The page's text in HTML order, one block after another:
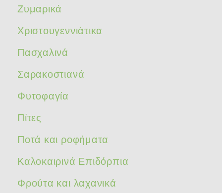
Ζυμαρικά
Χριστουγεννιάτικα
Πασχαλινά
Σαρακοστιανά
Φυτοφαγία
Πίτες
Ποτά και ροφήματα
Καλοκαιρινά Επιδόρπια
Φρούτα και λαχανικά